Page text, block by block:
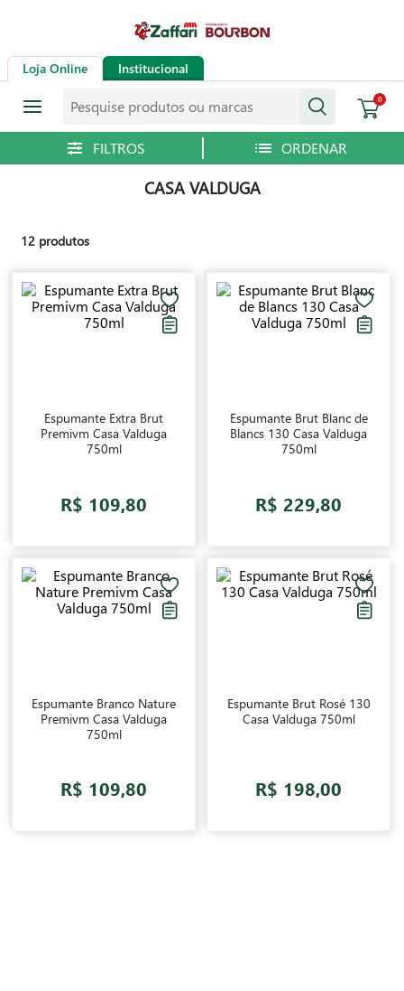
Loja Online Institucional
0
CASA VALDUGA
12 produtos
Espumante Extra Brut
Premivm Casa Valduga
750ml
R$ 109,80
Espumante Brut Blanc de
Blancs 130 Casa Valduga
750ml
R$ 229,80
Espumante Branco Nature
Premivm Casa Valduga
750ml
R$ 109,80
Espumante Brut Rosé 130
Casa Valduga 750ml
R$ 198,00